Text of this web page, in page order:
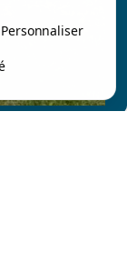
Personnaliser